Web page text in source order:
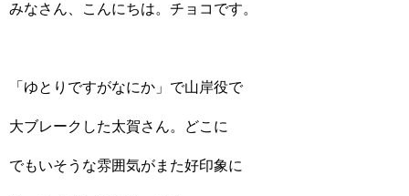
みなさん、こんにちは。チョコです。
「ゆとりですがなにか」で山岸役で
大ブレークした太賀さん。どこに
でもいそうな雰囲気がまた好印象に